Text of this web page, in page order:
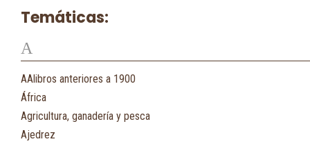
Temáticas:
A
AAlibros anteriores a 1900
África
Agricultura, ganadería y pesca
Ajedrez